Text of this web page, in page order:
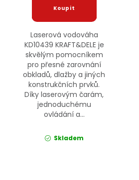
Laserová vodováha
KD10439 KRAFT&DELE je
skvělým pomocníkem
pro přesné zarovnání
obkladů, dlažby a jiných
konstrukčních prvků.
Díky laserovým čarám,
jednoduchému
ovládání a...
Skladem